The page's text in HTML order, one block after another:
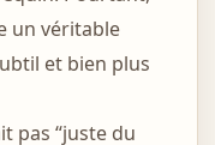
un véritable
et bien plus
pas “juste du